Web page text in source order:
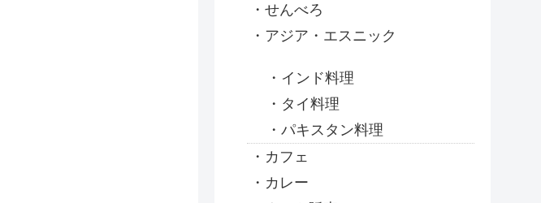
せんべろ
アジア・エスニック
インド料理
タイ料理
パキスタン料理
カフェ
カレー